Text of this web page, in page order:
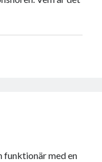
funktionär med en